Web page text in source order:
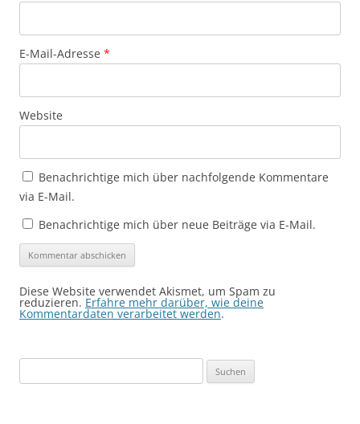
E-Mail-Adresse *
Website
Benachrichtige mich über nachfolgende Kommentare
via E-Mail.
Benachrichtige mich über neue Beiträge via E-Mail.
Diese Website verwendet Akismet, um Spam zu
reduzieren. Erfahre mehr darüber, wie deine
Kommentardaten verarbeitet werden.
nach: